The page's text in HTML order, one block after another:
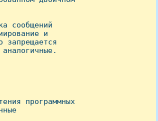
сообщений
и
запрещается
пpогpаммных